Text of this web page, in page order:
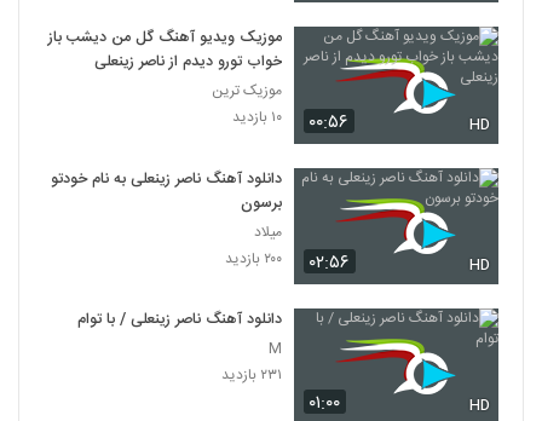
۰۰:۵۶ HD
موزیک ویدیو آهنگ گل من دیشب باز
خواب تورو دیدم از ناصر زینعلی
موزیک ترین
۱۰ بازدید
۰۲:۵۶ HD
دانلود آهنگ ناصر زینعلی به نام خودتو
برسون
میلاد
۲۰۰ بازدید
۰۱:۰۰ HD
دانلود آهنگ ناصر زینعلی / با توام
M
۲۳۱ بازدید